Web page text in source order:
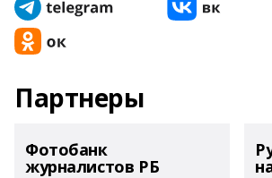
Партнеры
Фотобанк
журналистов РБ